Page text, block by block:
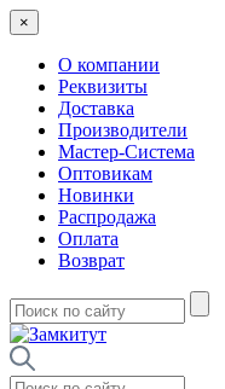
×
О компании
Реквизиты
Доставка
Производители
Мастер-Система
Оптовикам
Новинки
Распродажа
Оплата
Возврат